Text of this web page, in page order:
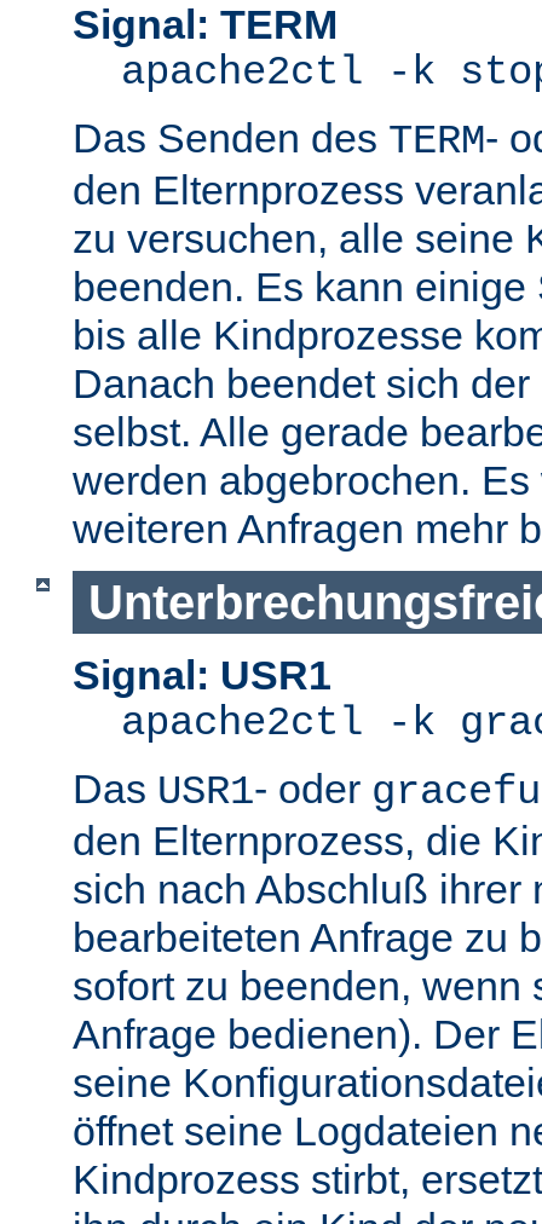
Signal: TERM
apache2ctl -k
Das Senden des TERM-
den Elternprozess
zu versuchen, alle seine
beenden. Es kann
bis alle Kindprozesse
Danach beendet sich
selbst. Alle gerade
werden abgebrochen.
weiteren Anfragen mehr
Signal: USR1
apache2ctl -k
Das USR1- oder
den Elternprozess, die
sich nach Abschluß ihrer
bearbeiteten Anfrage zu
sofort zu beenden, wenn
Anfrage bedienen). Der
seine
öffnet seine Logdateien
Kindprozess stirbt,